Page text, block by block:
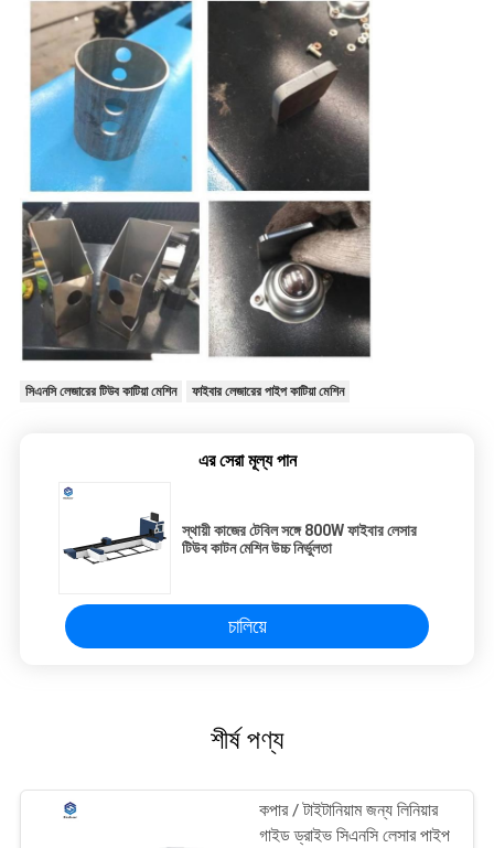
সিএনসি লেজারের টিউব কাটিয়া মেশিন ফাইবার লেজারের পাইপ কাটিয়া মেশিন
এর সেরা মূল্য পান
স্থায়ী কাজের টেবিল সঙ্গে 800W ফাইবার লেসার
টিউব কাটন মেশিন উচ্চ নির্ভুলতা
চালিয়ে
শীর্ষ পণ্য
কপার / টাইটানিয়াম জন্য লিনিয়ার
গাইড ড্রাইভ সিএনসি লেসার পাইপ